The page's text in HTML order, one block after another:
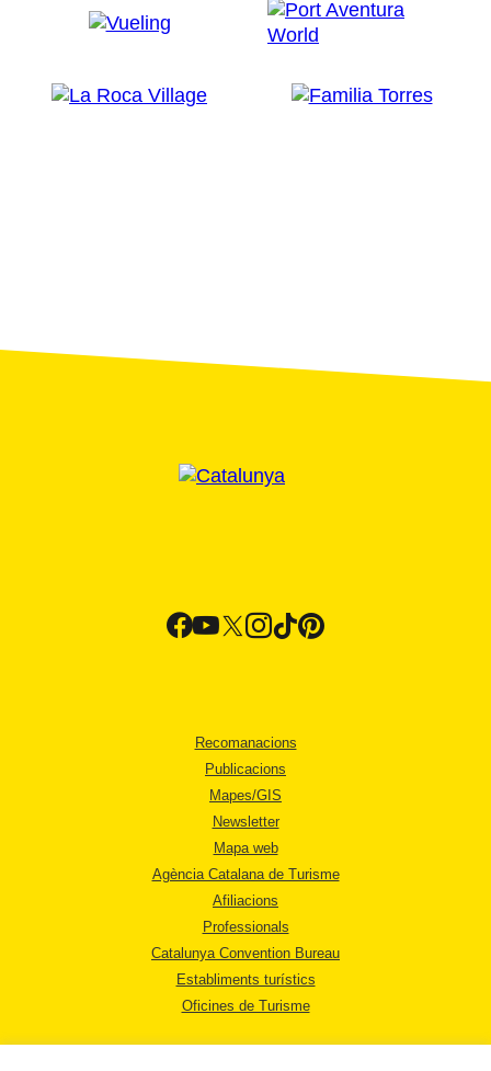
Recomanacions
Publicacions
Mapes/GIS
Newsletter
Mapa web
Agència Catalana de Turisme
Afiliacions
Professionals
Catalunya Convention Bureau
Establiments turístics
Oficines de Turisme